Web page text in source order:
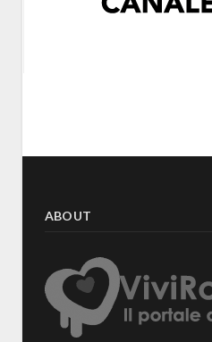
ABOUT